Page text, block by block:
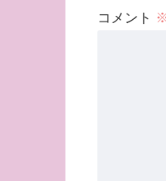
コメント